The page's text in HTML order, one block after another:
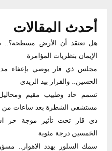
أحدث المقالات
هل تعتقد أن الأرض مسطحة؟..
الإيمان بنظريات المؤامرة
مجلس ذي قار يوصي بإعفاء
الحسين.. والقرار بيد الزيدي
تسمم حاد وطبيب مقيم
مستشفى الشطرة بعد ساعات من
ذي قار تحت تأثير موجة حر
الخمسين درجة مئوية
سمك السلور يهدد الاهوار..